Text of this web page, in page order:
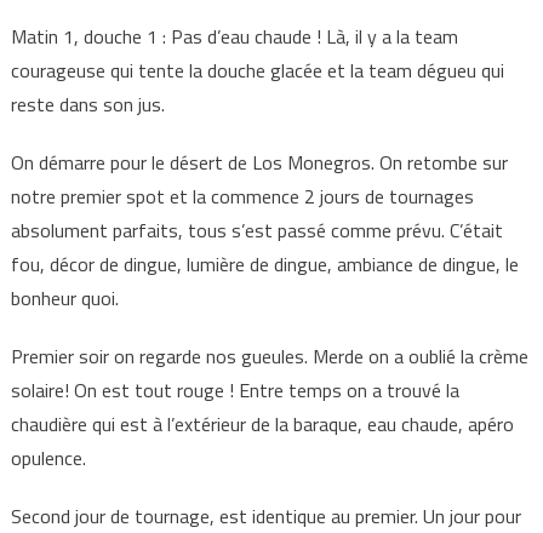
Matin 1, douche 1 : Pas d’eau chaude ! Là, il y a la team
courageuse qui tente la douche glacée et la team dégueu qui
reste dans son jus.
On démarre pour le désert de Los Monegros. On retombe sur
notre premier spot et la commence 2 jours de tournages
absolument parfaits, tous s’est passé comme prévu. C’était
fou, décor de dingue, lumière de dingue, ambiance de dingue, le
bonheur quoi.
Premier soir on regarde nos gueules. Merde on a oublié la crème
solaire! On est tout rouge ! Entre temps on a trouvé la
chaudière qui est à l’extérieur de la baraque, eau chaude, apéro
opulence.
Second jour de tournage, est identique au premier. Un jour pour